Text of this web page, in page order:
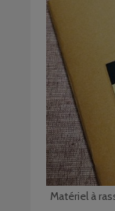
Matériel à